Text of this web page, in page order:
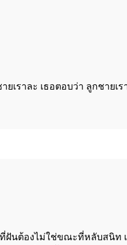
ยเราละ เธอตอบว่า ลูกช
นต้องไม่ใช่ขณะที่หลับสนิท